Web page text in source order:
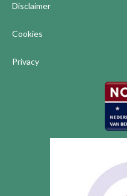
Disclaimer
Cookies
Privacy